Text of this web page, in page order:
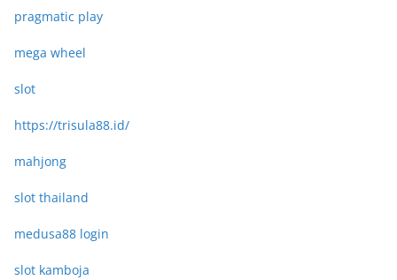
pragmatic play
mega wheel
slot
https://trisula88.id/
mahjong
slot thailand
medusa88 login
slot kamboja